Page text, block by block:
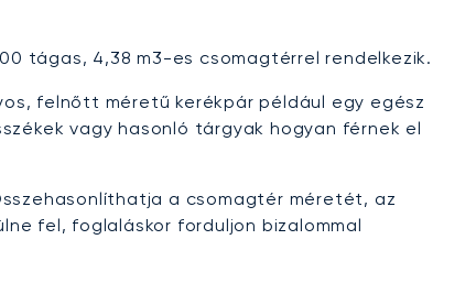
tágas, 4,38 m3-es csomagtérrel rendelkezik.
felnőtt méretű kerékpár például egy egész
vagy hasonló tárgyak hogyan férnek el
a csomagtér méretét, az
fel, foglaláskor forduljon bizalommal